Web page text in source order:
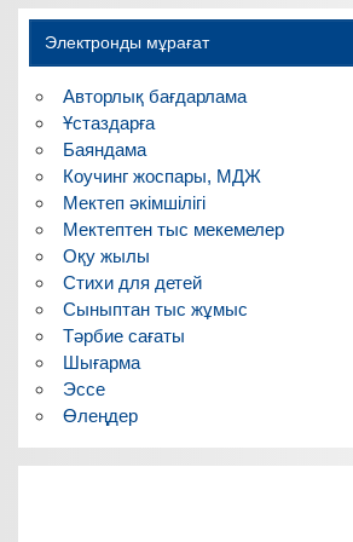
Электронды мұрағат
Авторлық бағдарлама
Ұстаздарға
Баяндама
Коучинг жоспары, МДЖ
Мектеп әкімшілігі
Мектептен тыс мекемелер
Оқу жылы
Стихи для детей
Сыныптан тыс жұмыс
Тәрбие сағаты
Шығарма
Эссе
Өлеңдер